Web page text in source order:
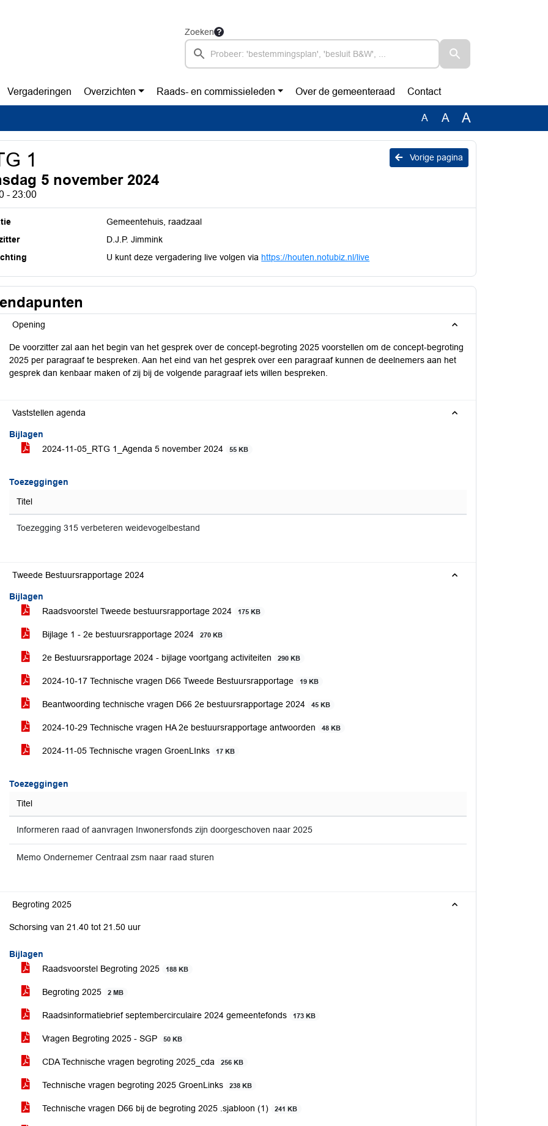
Zoeken
Vergaderingen Overzichten Raads- en commissieleden Over de gemeenteraad Contact
A A A
Vorige pagina
1
5 november 2024
- 23:00
Gemeentehuis, raadzaal
D.J.P. Jimmink
U kunt deze vergadering live volgen via https://houten.notubiz.nl/live
Opening
De voorzitter zal aan het begin van het gesprek over de concept-begroting 2025 voorstellen om de concept-begroting
2025 per paragraaf te bespreken. Aan het eind van het gesprek over een paragraaf kunnen de deelnemers aan het
gesprek dan kenbaar maken of zij bij de volgende paragraaf iets willen bespreken.
Vaststellen agenda
Bijlagen
2024-11-05_RTG 1_Agenda 5 november 2024
55 KB
Toezeggingen
Titel
Toezegging 315 verbeteren weidevogelbestand
Tweede Bestuursrapportage 2024
Bijlagen
Raadsvoorstel Tweede bestuursrapportage 2024
175 KB
Bijlage 1 - 2e bestuursrapportage 2024 270 KB
2e Bestuursrapportage 2024 - bijlage voortgang activiteiten 290 KB
2024-10-17 Technische vragen D66 Tweede Bestuursrapportage 19 KB
Beantwoording technische vragen D66 2e bestuursrapportage 2024 45 KB
2024-10-29 Technische vragen HA 2e bestuursrapportage antwoorden 48 KB
2024-11-05 Technische vragen GroenLInks 17 KB
Toezeggingen
Titel
Informeren raad of aanvragen Inwonersfonds zijn doorgeschoven naar 2025
Memo Ondernemer Centraal zsm naar raad sturen
Begroting 2025
Schorsing van 21.40 tot 21.50 uur
Bijlagen
Raadsvoorstel Begroting 2025
188 KB
Begroting 2025 2 MB
Raadsinformatiebrief septembercirculaire 2024 gemeentefonds 173 KB
Vragen Begroting 2025 - SGP 50 KB
CDA Technische vragen begroting 2025_cda 256 KB
Technische vragen begroting 2025 GroenLinks 238 KB
Technische vragen D66 bij de begroting 2025 .sjabloon (1) 241 KB